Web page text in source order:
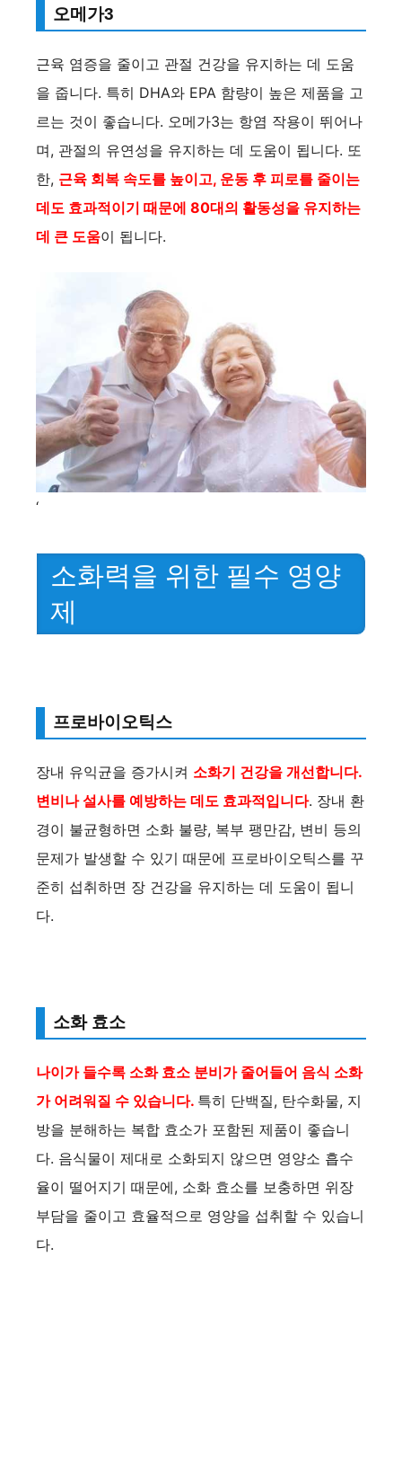
V
i
d
e
오메가3
근육 염증을 줄이고 관절 건강을 유지하는 데 도움
을 줍니다. 특히 DHA와 EPA 함량이 높은 제품을 고
르는 것이 좋습니다. 오메가3는 항염 작용이 뛰어나
며, 관절의 유연성을 유지하는 데 도움이 됩니다. 또
한, 근육 회복 속도를 높이고, 운동 후 피로를 줄이는
데도 효과적이기 때문에 80대의 활동성을 유지하는
데 큰 도움이 됩니다.
‘
소화력을 위한 필수 영양
제
프로바이오틱스
장내 유익균을 증가시켜 소화기 건강을 개선합니다.
변비나 설사를 예방하는 데도 효과적입니다. 장내 환
경이 불균형하면 소화 불량, 복부 팽만감, 변비 등의
문제가 발생할 수 있기 때문에 프로바이오틱스를 꾸
준히 섭취하면 장 건강을 유지하는 데 도움이 됩니
다.
소화 효소
나이가 들수록 소화 효소 분비가 줄어들어 음식 소화
가 어려워질 수 있습니다. 특히 단백질, 탄수화물, 지
방을 분해하는 복합 효소가 포함된 제품이 좋습니
다. 음식물이 제대로 소화되지 않으면 영양소 흡수
율이 떨어지기 때문에, 소화 효소를 보충하면 위장
부담을 줄이고 효율적으로 영양을 섭취할 수 있습니
다.